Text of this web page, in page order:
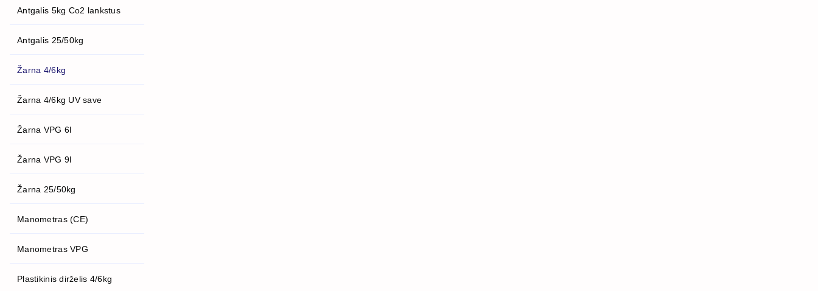
Antgalis 5kg Co2 lankstus
Antgalis 25/50kg
Žarna 4/6kg
Žarna 4/6kg UV save
Žarna VPG 6l
Žarna VPG 9l
Žarna 25/50kg
Manometras (CE)
Manometras VPG
Plastikinis dirželis 4/6kg